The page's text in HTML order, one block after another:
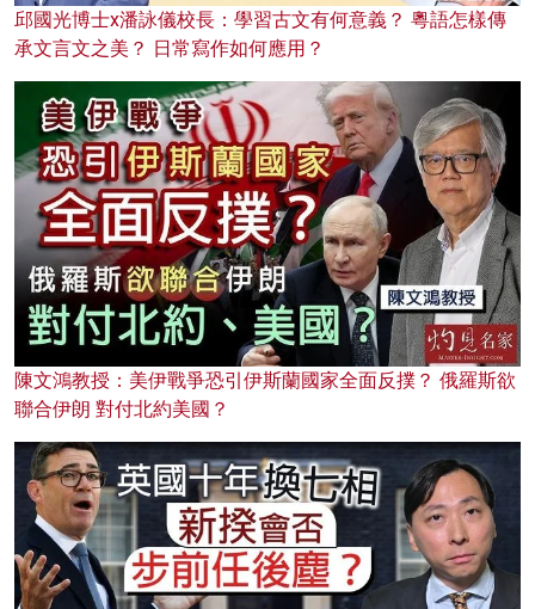
邱國光博士x潘詠儀校長：學習古文有何意義？ 粵語怎樣傳
承文言文之美？ 日常寫作如何應用？
陳文鴻教授：美伊戰爭恐引伊斯蘭國家全面反撲？ 俄羅斯欲
聯合伊朗 對付北約美國？